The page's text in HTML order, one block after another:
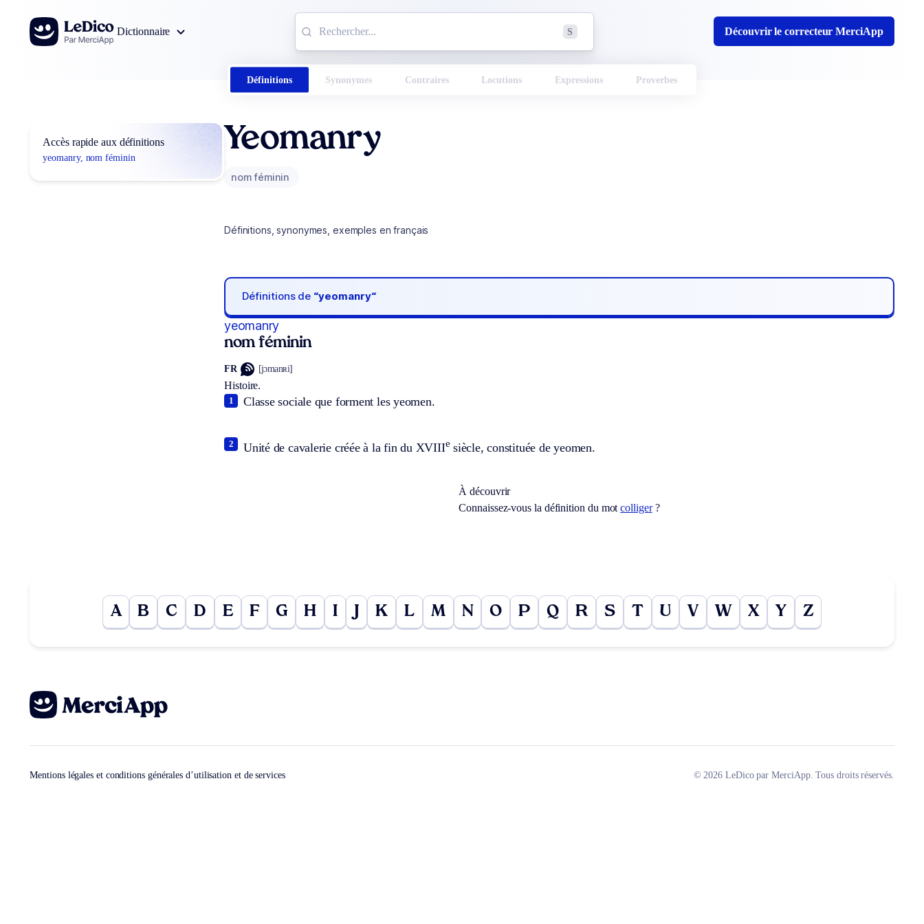
Aller au contenu
Dictionnaire
S Découvrir le correcteur MerciApp
Définitions Synonymes Contraires Locutions Expressions Proverbes
Accès rapide aux définitions
yeomanry, nom féminin
Yeomanry
nom féminin
Définitions, synonymes, exemples en français
Définitions de “yeomanry“
yeomanry
nom féminin
FR [jɔmanʀi]
Histoire.
Classe sociale que forment les yeomen.
1
Unité de cavalerie créée à la fin du XVIIIe siècle, constituée de yeomen.
2
À découvrir
Connaissez-vous la définition du motcolliger?
A B C D E F G H I K L M N O P Q R S T U V W X Y Z
Mentions légales et conditions générales d’utilisation et de services © 2026 LeDico par MerciApp. Tous droits réservés.